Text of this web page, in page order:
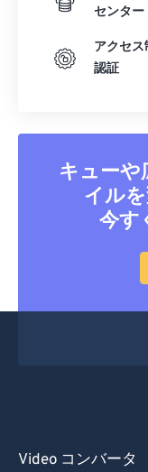
センター
アクセス
認証
キューや
イル
今す
Video コンバータ